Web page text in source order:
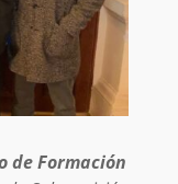
de Formación